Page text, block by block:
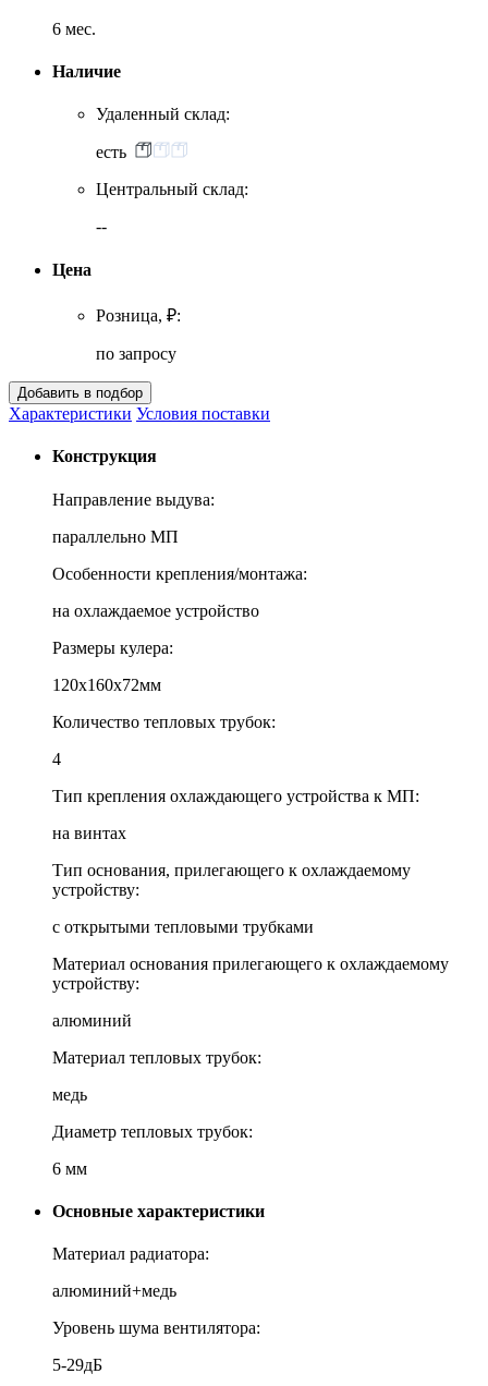
6 мес.
Наличие
Удаленный склад:
есть
Центральный склад:
--
Цена
Розница, ₽:
по запросу
Характеристики Условия поставки
Конструкция
Направление выдува:
параллельно МП
Особенности крепления/монтажа:
на охлаждаемое устройство
Размеры кулера:
120x160x72мм
Количество тепловых трубок:
4
Тип крепления охлаждающего устройства к МП:
на винтах
Тип основания, прилегающего к охлаждаемому
устройству:
с открытыми тепловыми трубками
Материал основания прилегающего к охлаждаемому
устройству:
алюминий
Материал тепловых трубок:
медь
Диаметр тепловых трубок:
6 мм
Основные характеристики
Материал радиатора:
алюминий+медь
Уровень шума вентилятора:
5-29дБ